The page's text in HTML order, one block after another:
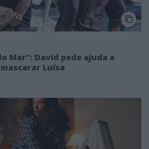
Mar”: David pede ajuda a
Luísa